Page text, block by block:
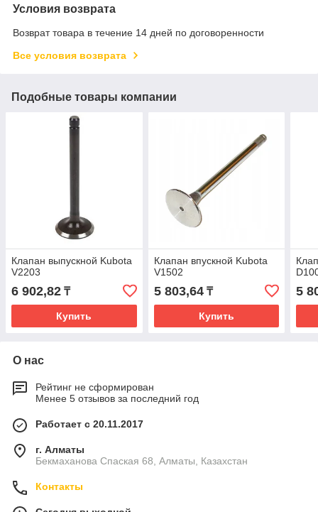
Условия возврата
Возврат товара в течение 14 дней по договоренности
Все условия возврата
Подобные товары компании
Клапан выпускной Kubota
V2203
6 902,82 ₸
Купить
Клапан впускной Kubota
V1502
5 803,64₸
Купить
5
О нас
Рейтинг не сформирован
Менее 5 отзывов за последний год
Работает с 20.11.2017
г. Алматы
Бекмаханова Спаская 68, Алматы, Казахстан
Контакты